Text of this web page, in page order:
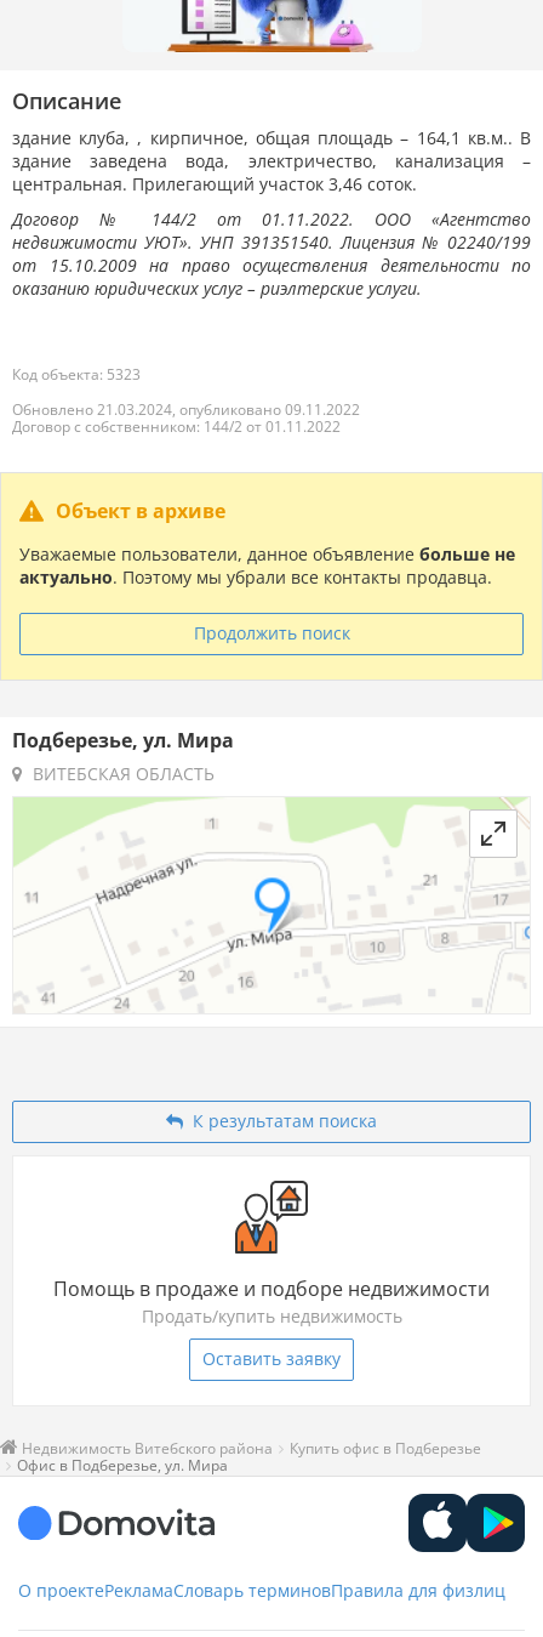
Описание
здание клуба, , кирпичное, общая площадь – 164,1 кв.м.. В
здание заведена вода, электричество, канализация –
центральная. Прилегающий участок 3,46 соток.
Договор № 144/2 от 01.11.2022. ООО «Агентство
недвижимости УЮТ». УНП 391351540. Лицензия № 02240/199
от 15.10.2009 на право осуществления деятельности по
оказанию юридических услуг – риэлтерские услуги.
Код объекта: 5323
Обновлено 21.03.2024, опубликовано 09.11.2022
Договор с собственником: 144/2 от 01.11.2022
Объект в архиве
Уважаемые пользователи, данное объявление больше не
актуально. Поэтому мы убрали все контакты продавца.
Продолжить поиск
Подберезье, ул. Мира
ВИТЕБСКАЯ ОБЛАСТЬ
К результатам поиска
Помощь в продаже и подборе недвижимости
Продать/купить недвижимость
Оставить заявку
Недвижимость Витебского района
Купить офис в Подберезье
Офис в Подберезье, ул. Мира
О проектеРекламаСловарь терминовПравила для физлиц